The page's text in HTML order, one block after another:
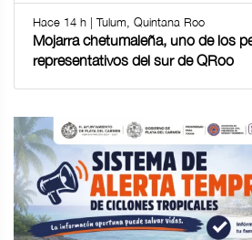
Hace 14 h | Tulum, Quintana Roo
Mojarra chetumaleña, uno de los
representativos del sur de QRoo